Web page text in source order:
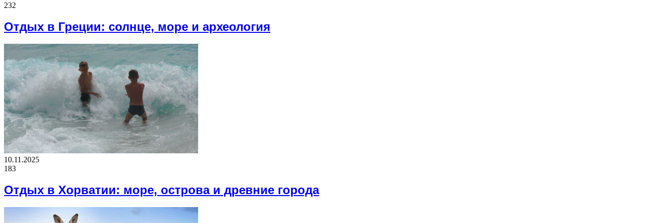
232
Отдых в Греции: солнце, море и археология
10.11.2025
183
Отдых в Хорватии: море, острова и древние города